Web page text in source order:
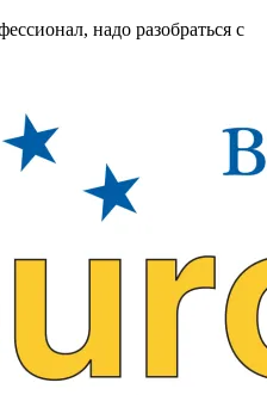
надо разобраться с